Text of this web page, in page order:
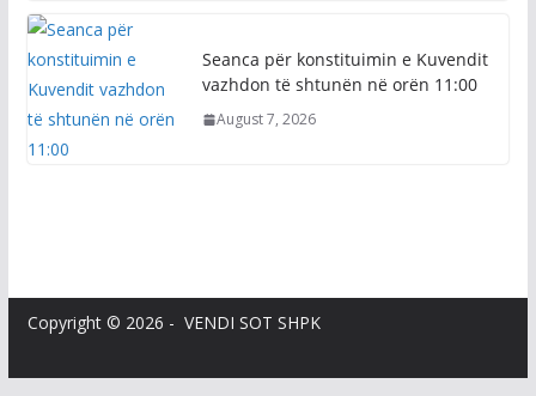
Seanca për konstituimin e Kuvendit
August 7, 2026
Copyright © 2026 - VENDI SOT SHPK